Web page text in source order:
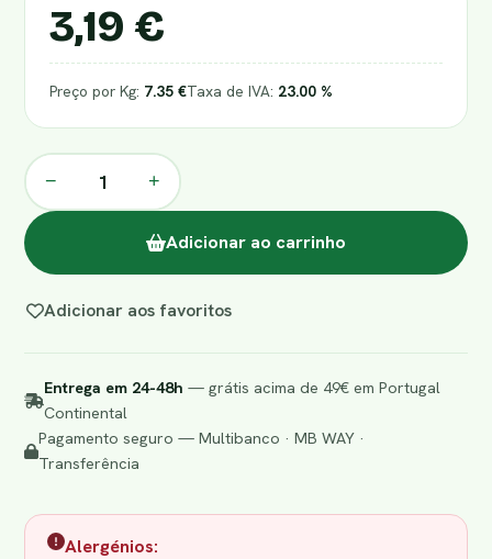
3,19 €
Preço por Kg: 7.35 €Taxa de IVA: 23.00 %
− +
Adicionar ao carrinho
Adicionar aos favoritos
Entrega em 24-48h — grátis acima de 49€ em Portugal
Continental
Pagamento seguro — Multibanco · MB WAY ·
Transferência
Alergénios: